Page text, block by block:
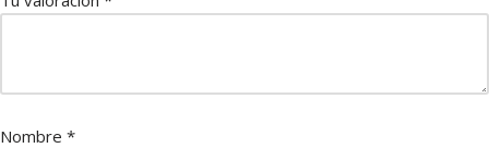
Nombre *